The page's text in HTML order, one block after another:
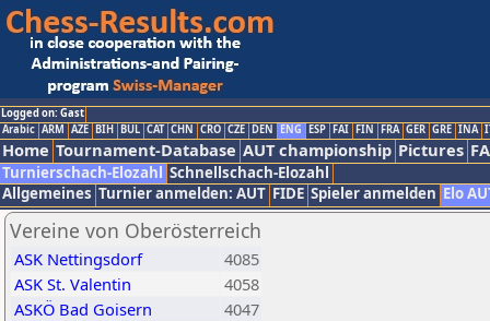
Logged on: Gast
Arabic ARM AZE BIH BUL CAT CHN CRO CZE DEN ENG ESP FAI FIN FRA GER GRE INA
Home Tournament-Database AUT championship Pictures
Turnierschach-Elozahl Schnellschach-Elozahl
Allgemeines Turnier anmelden: AUT FIDE Spieler anmelden Elo
Vereine von Oberösterreich
ASK Nettingsdorf
4085
ASK St. Valentin
4058
ASKÖ Bad Goisern
4047